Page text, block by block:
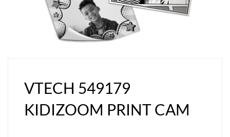
VTECH 549179
KIDIZOOM PRINT CAM